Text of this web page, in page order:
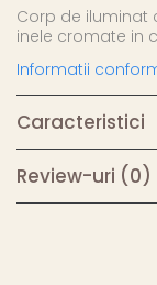
Corp de iluminat
inele cromate in
Informatii
Caracteristici
Review-uri (0)